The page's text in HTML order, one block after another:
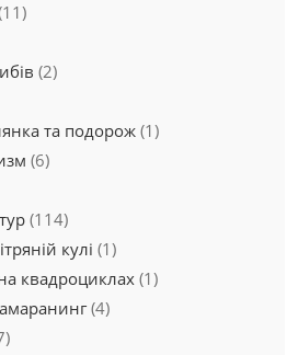
(2)
та подорож (1)
(6)
(114)
кулі (1)
квадроциклах(1)
(4)